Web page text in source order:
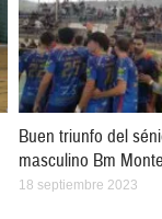
Buen triunfo del
masculino Bm
18 septiembre 2023